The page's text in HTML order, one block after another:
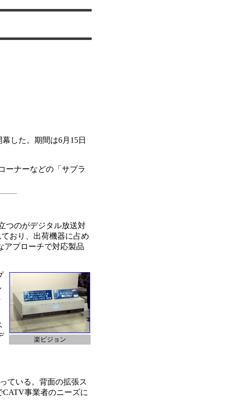
した。期間は6月15日
ーナーなどの「サプラ
つのがデジタル放送対
おり、出荷機器に占め
アプローチで対応製品
楽ビジョン
ている。背面の拡張ス
事業者のニーズに